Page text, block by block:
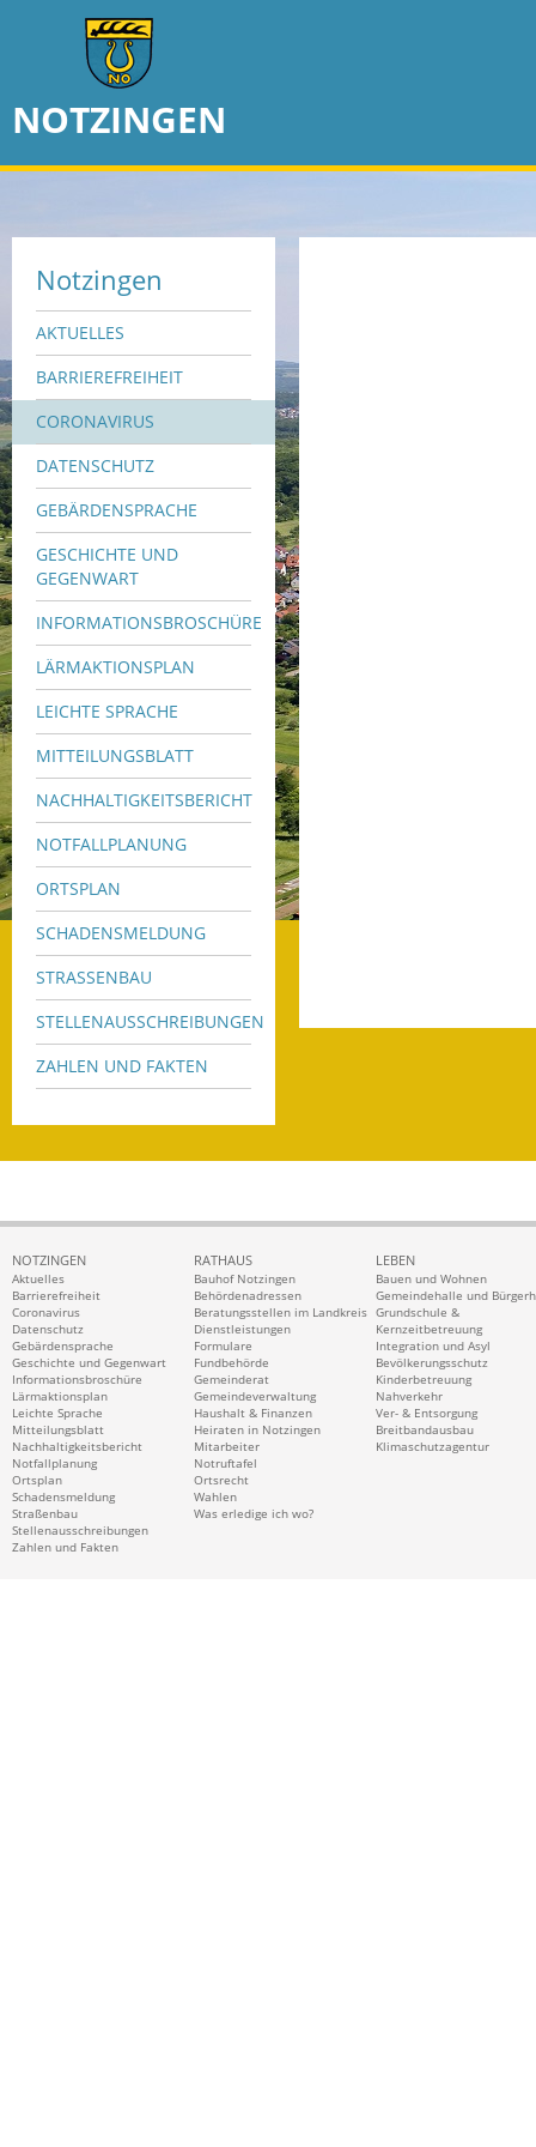
NOTZINGEN
Notzingen
AKTUELLES
BARRIEREFREIHEIT
CORONAVIRUS
DATENSCHUTZ
GEBÄRDENSPRACHE
GESCHICHTE UND
GEGENWART
INFORMATIONSBROSCHÜRE
LÄRMAKTIONSPLAN
LEICHTE SPRACHE
MITTEILUNGSBLATT
NACHHALTIGKEITSBERICHT
NOTFALLPLANUNG
ORTSPLAN
SCHADENSMELDUNG
STRASSENBAU
STELLENAUSSCHREIBUNGEN
ZAHLEN UND FAKTEN
NOTZINGEN
Aktuelles
Barrierefreiheit
Coronavirus
Datenschutz
Gebärdensprache
Geschichte und Gegenwart
Informationsbroschüre
Lärmaktionsplan
Leichte Sprache
Mitteilungsblatt
Nachhaltigkeitsbericht
Notfallplanung
Ortsplan
Schadensmeldung
Straßenbau
Stellenausschreibungen
Zahlen und Fakten
RATHAUS
Bauhof Notzingen
Behördenadressen
Beratungsstellen im Landkreis
Dienstleistungen
Formulare
Fundbehörde
Gemeinderat
Gemeindeverwaltung
Haushalt & Finanzen
Heiraten in Notzingen
Mitarbeiter
Notruftafel
Ortsrecht
Wahlen
Was erledige ich wo?
LEBEN
Bauen und Wohnen
Gemeindehalle und
Grundschule &
Kernzeitbetreuung
Integration und Asyl
Bevölkerungsschutz
Kinderbetreuung
Nahverkehr
Ver- & Entsorgung
Breitbandausbau
Klimaschutzagentur